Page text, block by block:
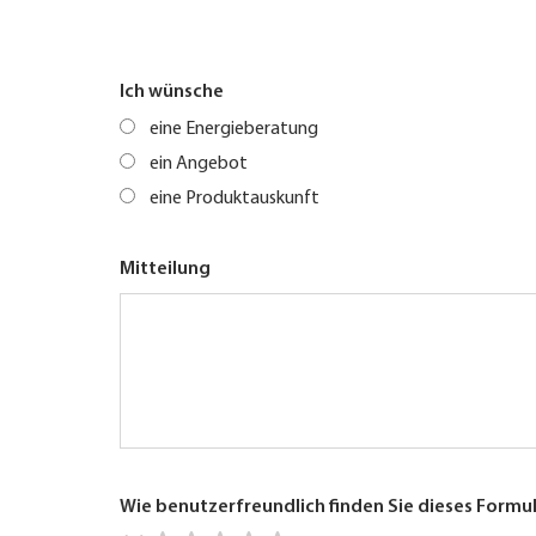
Ich wünsche
eine Energieberatung
ein Angebot
eine Produktauskunft
Mitteilung
Wie benutzerfreundlich finden Sie dieses